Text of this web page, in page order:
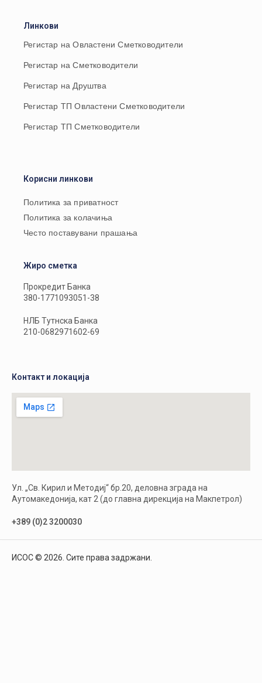
Линкови
Регистар на Овластени Сметководители
Регистар на Сметководители
Регистар на Друштва
Регистар ТП Овластени Сметководители
Регистар ТП Сметководители
Корисни линкови
Политика за приватност
Политика за колачиња
Често поставувани прашања
Жиро сметка
Прокредит Банка
380-1771093051-38
НЛБ Тутнска Банка
210-0682971602-69
Контакт и локација
Ул. „Св. Кирил и Методиј“ бр.20, деловна зграда на
Аутомакедонија, кат 2 (до главна дирекција на Макпетрол)
+389 (0)2 3200030
ИСОС © 2026. Сите права задржани.